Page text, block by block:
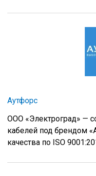
Аутфорс
ООО «Электроград» —
кабелей под брендом
качества по ISO